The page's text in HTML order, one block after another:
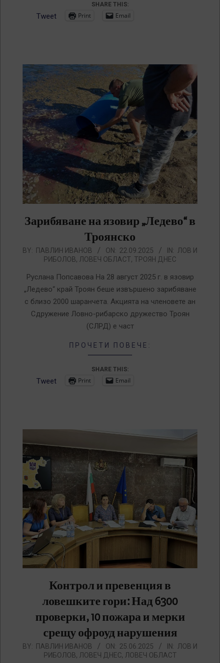
SHARE THIS:
Tweet Print Email
Зарибяване на язовир „Ледево“ в
Троянско
2025-
22
BY: ПАВЛИН ИВАНОВ ON: 22.09.2025 IN: ЛОВ И
РИБОЛОВ, ЛОВЕЧ ОБЛАСТ, ТРОЯН ДНЕС
Руслана Попсавова На 28 август 2025 г. в язовир
„Ледево“ край Троян беше извършено зарибяване
с близо 2000 шаранчета. Акцията на членовете ан
Сдружение Ловно-рибарско дружество Троян
(СЛРД) е част
ПРОЧЕТИ ПОВЕЧЕ:
SHARE THIS:
Tweet Print Email
Контрол и превенция в
ловешките гори: Над 6300
проверки, 10 пожара и мерки
срещу офроуд нарушения
2025-
BY: ПАВЛИН ИВАНОВ ON: 25.06.2025 IN: ЛОВ И
РИБОЛОВ, ЛОВЕЧ ДНЕС, ЛОВЕЧ ОБЛАСТ